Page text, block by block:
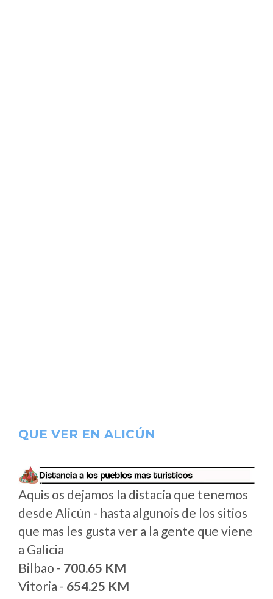
QUE VER EN ALICÚN
Aquis os dejamos la distacia que tenemos
desde Alicún - hasta algunois de los sitios
que mas les gusta ver a la gente que viene
a Galicia
Bilbao - 700.65 KM
Vitoria - 654.25 KM